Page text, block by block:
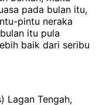
pada bulan itu,
pintu neraka
itu pula
baik dari seribu
Lagan Tengah,